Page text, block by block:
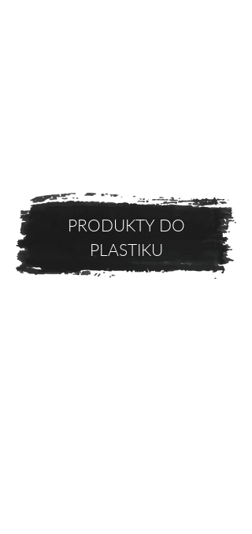
PRODUKTY DO
PLASTIKU